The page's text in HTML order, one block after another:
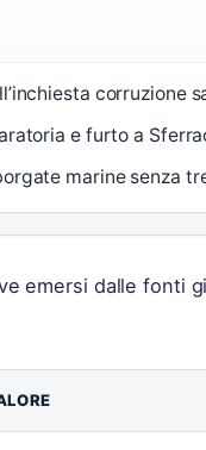
corruzione
e furto a
marine senza
emersi dalle fonti